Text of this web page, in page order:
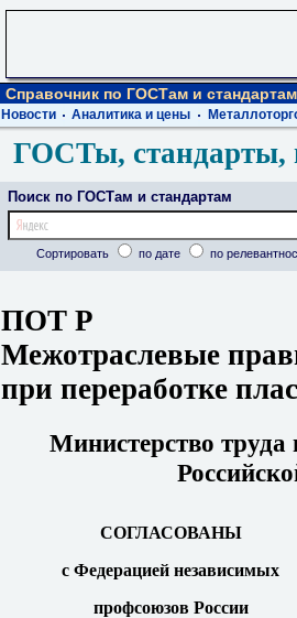
Справочник по ГОСТам и стандартам
Новости Аналитика и цены
ГОСТы, стандарты,
Поиск по ГОСТам и стандартам
Сортировать по дате по
ПОТ Р
Межотраслевые
при переработке
Министерство труда
СОГЛАСОВАНЫ
с Федерацией независимых
профсоюзов России